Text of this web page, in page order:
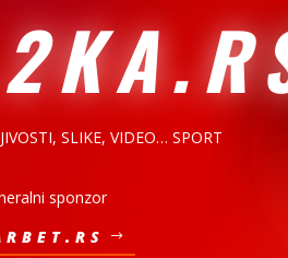
SLIKE, VIDEO… SPORT
sponzor